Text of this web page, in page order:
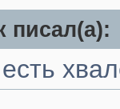
писал(a):